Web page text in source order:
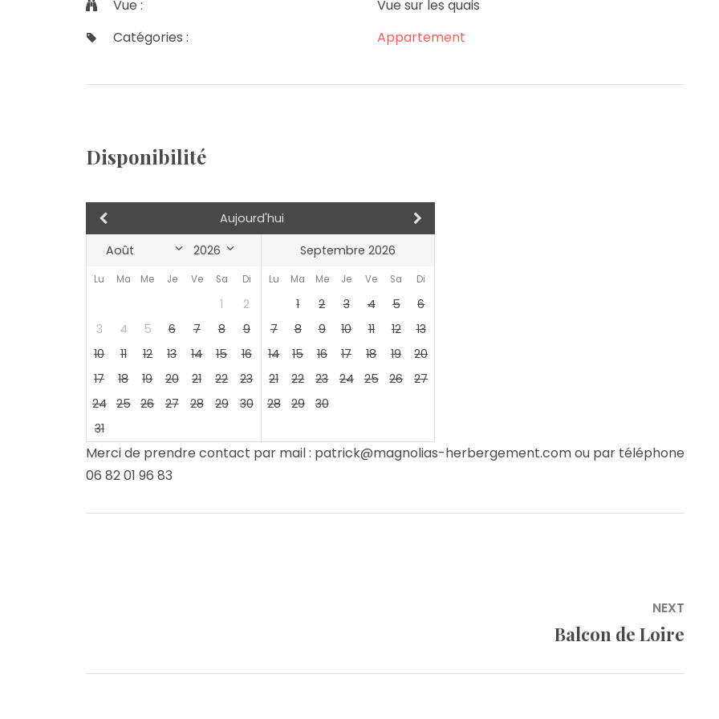
Vue :
Vue sur les quais
Catégories :
Appartement
Disponibilité
Aujourd'hui
Lu Ma Me Je Ve Sa Di
1
2
3
4 5 6 7 8
9
10
11 12 13 14 15
16
17
18 19 20 21 22
23
24 25 26 27 28 29
30
31
Septembre 2026
Lu Ma Me Je Ve Sa Di
1 2 3 4 5
6
7
8 9 10 11 12
13
14
15 16 17 18 19
20
21
22 23 24 25 26
27
28
29 30
Merci de prendre contact par mail : patrick@magnolias-herbergement.com ou par téléphone
06 82 01 96 83
NEXT
Balcon de Loire